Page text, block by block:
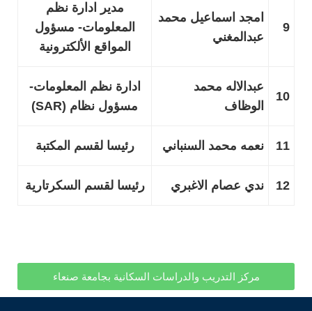
9
امجد اسماعيل محمد
عبدالمغني
مدير ادارة نظم
المعلومات- مسؤول
المواقع الألكترونية
10
عبدالاله محمد
الوظاف
ادارة نظم المعلومات-
مسؤول نظام (SAR)
11 نعمه محمد السنباني رئيسا لقسم المكتبة
12 ندي عصام الاغبري رئيسا لقسم السكرتارية
مركز التدريب والدراسات السكانية بجامعة صنعاء